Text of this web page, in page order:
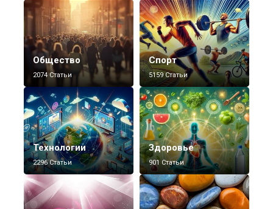
Общество
2074 Статьи
Спорт
5159 Статьи
Технологии
2296 Статьи
Здоровье
901 Статьи